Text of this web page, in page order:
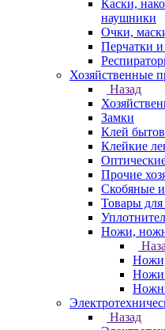
Каски,
наушники
Очки,
Перчатки
Хозяйственные
Назад
Замки
Клей
Клейкие
Прочие
Скобяные
Товары
Ножи,
Ножи
Назад